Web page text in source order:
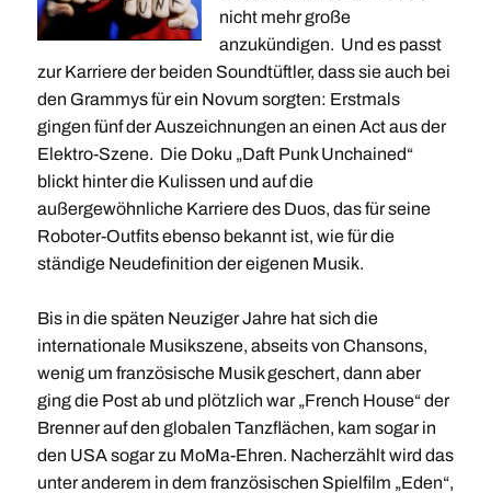
nicht mehr große
anzukündigen. Und es passt
zur Karriere der beiden Soundtüftler, dass sie auch bei
den Grammys für ein Novum sorgten: Erstmals
gingen fünf der Auszeichnungen an einen Act aus der
Elektro-Szene. Die Doku „Daft Punk Unchained“
blickt hinter die Kulissen und auf die
außergewöhnliche Karriere des Duos, das für seine
Roboter-Outfits ebenso bekannt ist, wie für die
ständige Neudefinition der eigenen Musik.
Bis in die späten Neuziger Jahre hat sich die
internationale Musikszene, abseits von Chansons,
wenig um französische Musik geschert, dann aber
ging die Post ab und plötzlich war „French House“ der
Brenner auf den globalen Tanzflächen, kam sogar in
den USA sogar zu MoMa-Ehren. Nacherzählt wird das
unter anderem in dem französischen Spielfilm „Eden“,